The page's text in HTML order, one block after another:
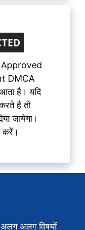
Approved
DMCA
है। यदि
है तो
जायेगा।
करें।
अलग विषयों